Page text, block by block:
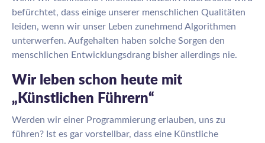
befürchtet, dass einige unserer menschlichen Qualitäten
leiden, wenn wir unser Leben zunehmend Algorithmen
unterwerfen. Aufgehalten haben solche Sorgen den
menschlichen Entwicklungsdrang bisher allerdings nie.
Wir leben schon heute mit
„Künstlichen Führern“
Werden wir einer Programmierung erlauben, uns zu
führen? Ist es gar vorstellbar, dass eine Künstliche